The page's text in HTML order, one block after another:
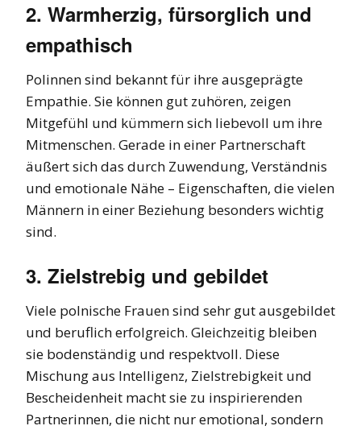
2. Warmherzig, fürsorglich und
empathisch
Polinnen sind bekannt für ihre ausgeprägte
Empathie. Sie können gut zuhören, zeigen
Mitgefühl und kümmern sich liebevoll um ihre
Mitmenschen. Gerade in einer Partnerschaft
äußert sich das durch Zuwendung, Verständnis
und emotionale Nähe – Eigenschaften, die vielen
Männern in einer Beziehung besonders wichtig
sind.
3. Zielstrebig und gebildet
Viele polnische Frauen sind sehr gut ausgebildet
und beruflich erfolgreich. Gleichzeitig bleiben
sie bodenständig und respektvoll. Diese
Mischung aus Intelligenz, Zielstrebigkeit und
Bescheidenheit macht sie zu inspirierenden
Partnerinnen, die nicht nur emotional, sondern